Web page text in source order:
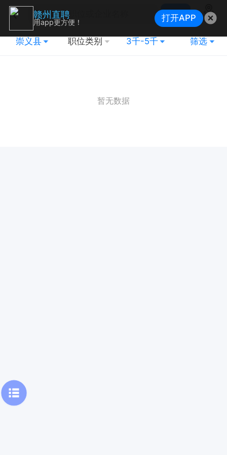
搜索
地图
崇义县 职位类别 3千-5千 筛选
暂无数据
赣州直聘
用app更方便！ 打开APP